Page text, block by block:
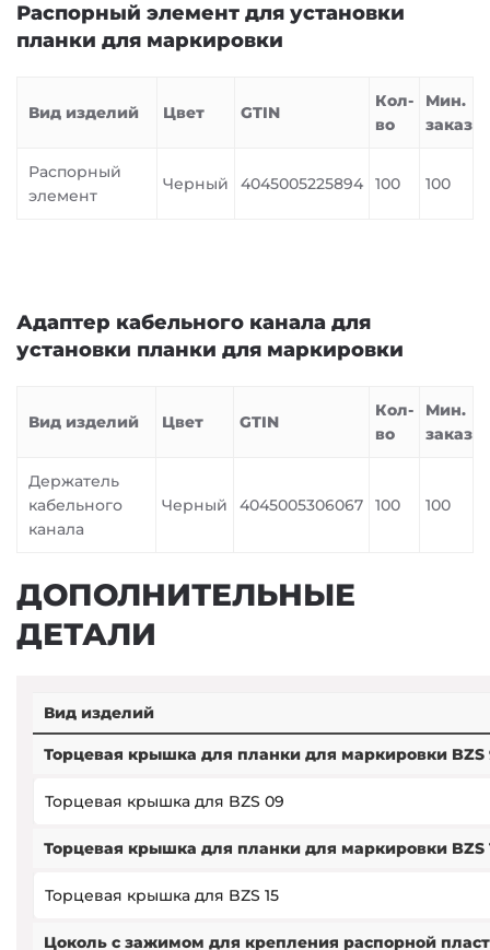
Распорный элемент для установки
планки для маркировки
Вид изделий Цвет GTIN
Кол-
во
Мин.
заказ
Распорный
элемент
Черный 4045005225894 100 100
Адаптер кабельного канала для
установки планки для маркировки
Вид изделий Цвет GTIN
Кол-
во
Мин.
заказ
Держатель
кабельного
канала
Черный 4045005306067 100 100
ДОПОЛНИТЕЛЬНЫЕ
ДЕТАЛИ
Вид изделий
Торцевая крышка для планки для маркировки BZS
Торцевая крышка для BZS 09
Торцевая крышка для планки для маркировки BZS
Торцевая крышка для BZS 15
Цоколь с зажимом для крепления распорной